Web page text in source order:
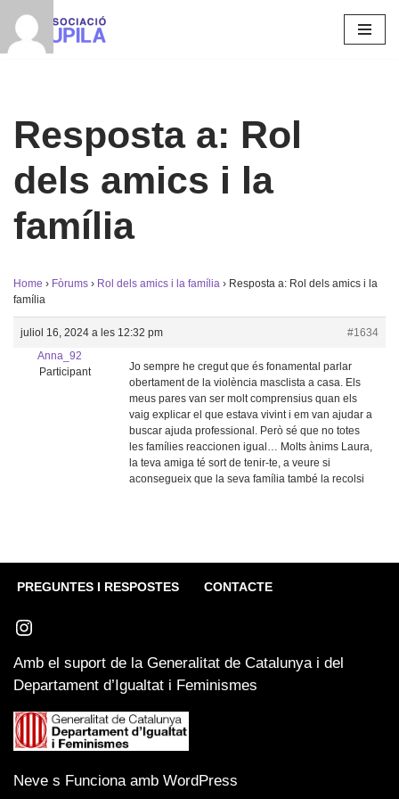
Vés
Resposta a: Rol
dels amics i la
família
Home › Fòrums › Rol dels amics i la família › Resposta a: Rol dels amics i la
família
juliol 16, 2024 a les 12:32 pm
#1634
Anna_92
Participant
Jo sempre he cregut que és fonamental parlar
obertament de la violència masclista a casa. Els
meus pares van ser molt comprensius quan els
vaig explicar el que estava vivint i em van ajudar a
buscar ajuda professional. Però sé que no totes
les famílies reaccionen igual… Molts ànims Laura,
la teva amiga té sort de tenir-te, a veure si
aconsegueix que la seva família també la recolsi
PREGUNTES I RESPOSTES CONTACTE
Amb el suport de la Generalitat de Catalunya i del
Departament d’Igualtat i Feminismes
Neve s Funciona amb WordPress